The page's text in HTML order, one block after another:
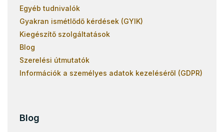
Egyéb tudnivalók
Gyakran ismétlődő kérdések (GYIK)
Kiegészítő szolgáltatások
Blog
Szerelési útmutatók
Információk a személyes adatok kezeléséről (GDPR)
Blog